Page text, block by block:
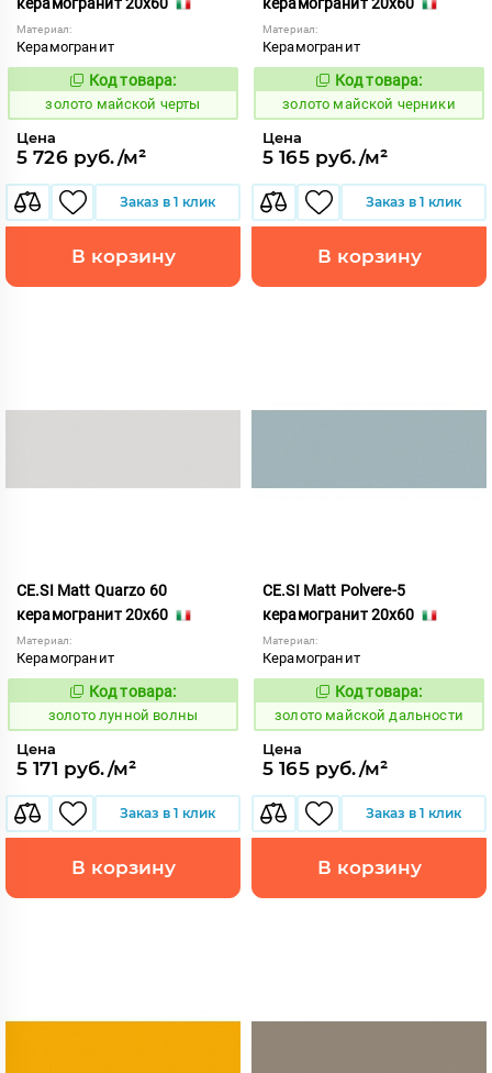
Материал:
Керамогранит
522120
Код товара:
золото майской черты
Цена
5 726 руб./м²
Заказ в 1 клик
В корзину
Материал:
Керамогранит
522119
Код товара:
золото майской черники
Цена
5 165 руб./м²
Заказ в 1 клик
В корзину
CE.SI Matt Quarzo 60
керамогранит 20x60
Материал:
Керамогранит
521887
Код товара:
золото лунной волны
Цена
5 171 руб./м²
Заказ в 1 клик
В корзину
CE.SI Matt Polvere-5
керамогранит 20x60
Материал:
Керамогранит
522121
Код товара:
золото майской дальности
Цена
5 165 руб./м²
Заказ в 1 клик
В корзину